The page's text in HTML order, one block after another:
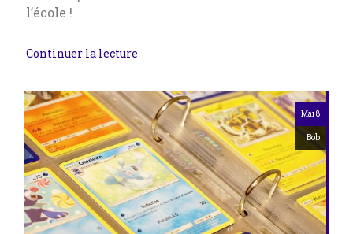
l’école !
Continuer la lecture
Mai 8
Bob